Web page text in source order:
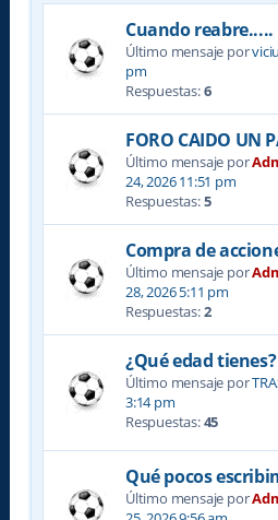
Cuando reabre.....
Último mensaje por
pm
Respuestas:6
FORO CAIDO UN
Último mensaje por
24, 2026 11:51 pm
Respuestas:5
Compra de
Último mensaje por
28, 2026 5:11 pm
Respuestas:2
¿Qué edad tienes?
Último mensaje por
3:14 pm
Respuestas:45
Qué pocos
Último mensaje por